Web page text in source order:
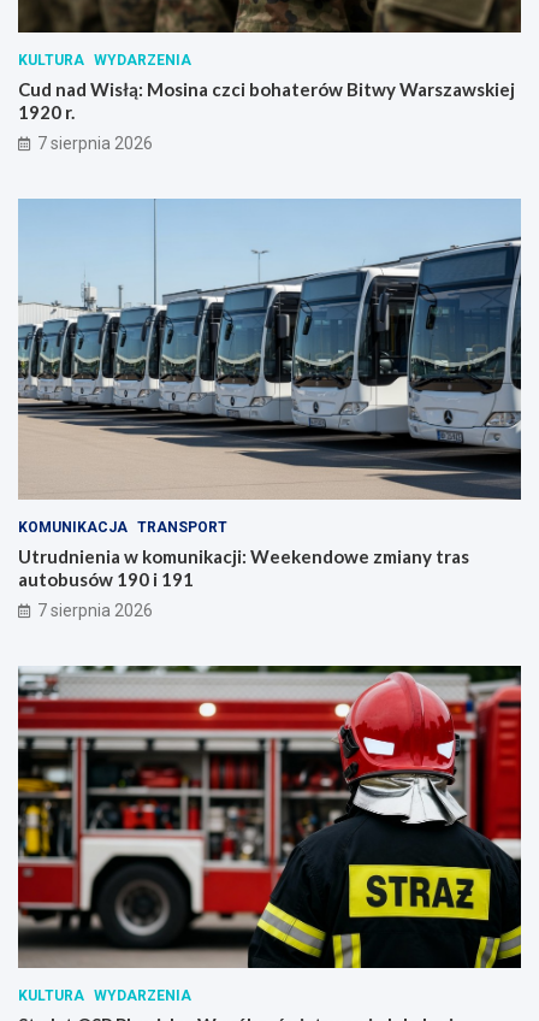
KULTURA WYDARZENIA
Cud nad Wisłą: Mosina czci bohaterów Bitwy Warszawskiej
1920 r.
7 sierpnia 2026
KOMUNIKACJA TRANSPORT
Utrudnienia w komunikacji: Weekendowe zmiany tras
autobusów 190 i 191
7 sierpnia 2026
KULTURA WYDARZENIA